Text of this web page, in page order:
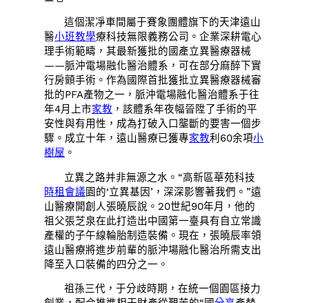
這個潔凈車間屬于賽象團體旗下的天津遠山
醫小班教學療科技無限義務公司。企業深耕電心
理手術範疇，其最新獲批的國產立異醫療器械
——脈沖電場融化醫治體系，可在部分麻醉下實
行房顫手術。作為國際首批獲批立異醫療器械審
批的PFA產物之一，脈沖電場融化醫治體系于往
年4月上市家教 ，該體系年夜幅晉陞了手術的平
安性與有用性，成為打破入口壟斷的要害一個步
驟。成立十年，遠山醫療已獲專家教利60余項小
樹屋 。
立異之路并非無源之水。“高新區華苑科技
時租會議園的‘立異基因’，深深影響著我們。”遠
山醫療開創人張曉辰說。20世紀90年月，他的
祖父張芝泉在此打造出中國第一臺具有自立常識
產權的子午線輪胎制造裝備。現在，張曉辰率領
遠山醫療將進步前輩的脈沖場融化醫治所需支出
降至入口裝備的四分之一。
祖孫三代，于分歧時期，在統一個園區接力